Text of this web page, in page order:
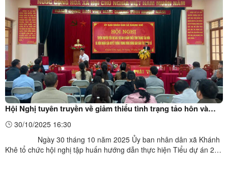
Hội Nghị tuyên truyền về giảm thiểu tình trạng tảo hôn và
hôn nhân cận huyết thống trong vùng đồng bào Dân tộc
thiểu số.
30/10/2025 16:30
Ngày 30 tháng 10 năm 2025 Ủy ban nhân dân xã Khánh
Khê tổ chức hội nghị tập huấn hướng dẫn thực hiện Tiểu dự án 2,